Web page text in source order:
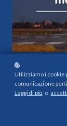
Utilizziamo i cookie
comunicazione
Leggi di più o